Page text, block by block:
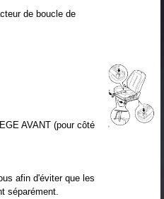
de boucle de
AVANT (pour côté
afin d'éviter que les
séparément.